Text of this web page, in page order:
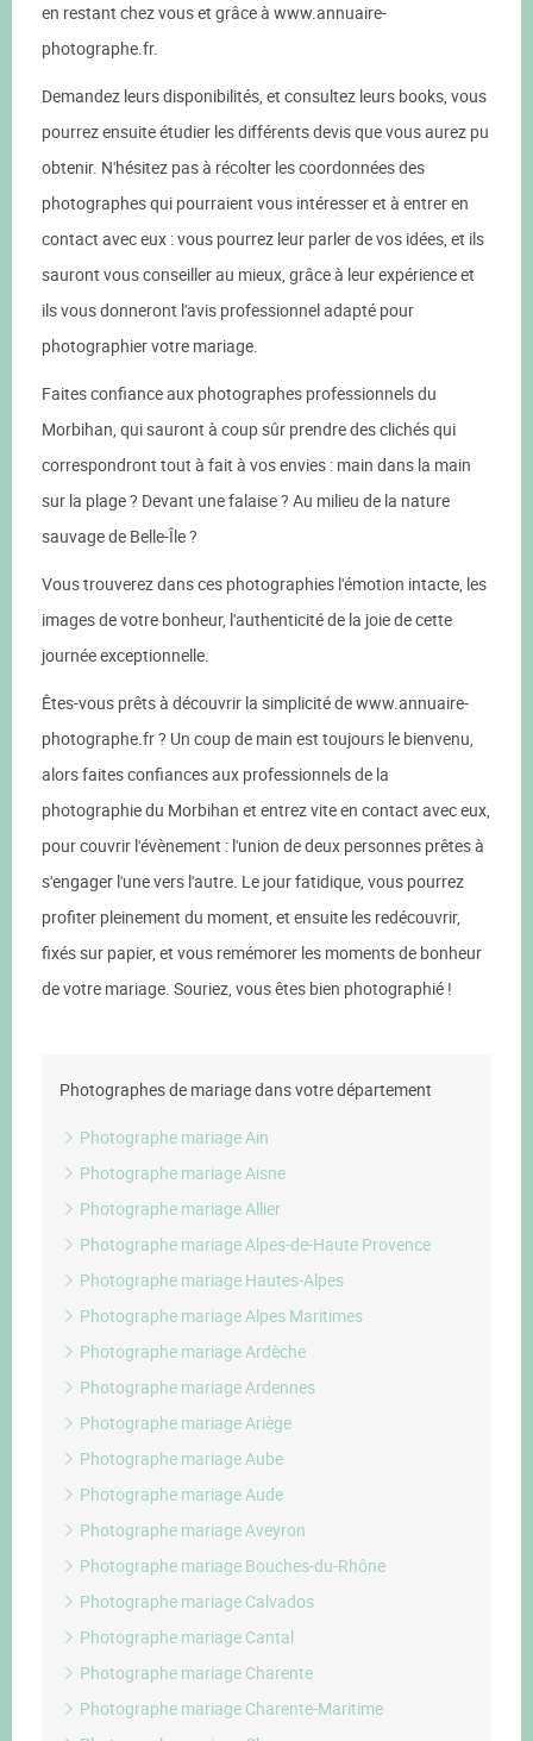
en restant chez vous et grâce à www.annuaire-
photographe.fr.
Demandez leurs disponibilités, et consultez leurs books, vous
pourrez ensuite étudier les différents devis que vous aurez pu
obtenir. N'hésitez pas à récolter les coordonnées des
photographes qui pourraient vous intéresser et à entrer en
contact avec eux : vous pourrez leur parler de vos idées, et ils
sauront vous conseiller au mieux, grâce à leur expérience et
ils vous donneront l'avis professionnel adapté pour
photographier votre mariage.
Faites confiance aux photographes professionnels du
Morbihan, qui sauront à coup sûr prendre des clichés qui
correspondront tout à fait à vos envies : main dans la main
sur la plage ? Devant une falaise ? Au milieu de la nature
sauvage de Belle-Île ?
Vous trouverez dans ces photographies l'émotion intacte, les
images de votre bonheur, l'authenticité de la joie de cette
journée exceptionnelle.
Êtes-vous prêts à découvrir la simplicité de www.annuaire-
photographe.fr ? Un coup de main est toujours le bienvenu,
alors faites confiances aux professionnels de la
photographie du Morbihan et entrez vite en contact avec eux,
pour couvrir l'évènement : l'union de deux personnes prêtes à
s'engager l'une vers l'autre. Le jour fatidique, vous pourrez
profiter pleinement du moment, et ensuite les redécouvrir,
fixés sur papier, et vous remémorer les moments de bonheur
de votre mariage. Souriez, vous êtes bien photographié !
Photographes de mariage dans votre département
Photographe mariage Ain
Photographe mariage Aisne
Photographe mariage Allier
Photographe mariage Alpes-de-Haute Provence
Photographe mariage Hautes-Alpes
Photographe mariage Alpes Maritimes
Photographe mariage Ardèche
Photographe mariage Ardennes
Photographe mariage Ariège
Photographe mariage Aube
Photographe mariage Aude
Photographe mariage Aveyron
Photographe mariage Bouches-du-Rhône
Photographe mariage Calvados
Photographe mariage Cantal
Photographe mariage Charente
Photographe mariage Charente-Maritime